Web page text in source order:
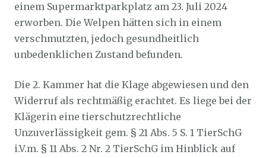
einem Supermarktparkplatz am 23. Juli 2024
erworben. Die Welpen hätten sich in einem
verschmutzten, jedoch gesundheitlich
unbedenklichen Zustand befunden.
Die 2. Kammer hat die Klage abgewiesen und den
Widerruf als rechtmäßig erachtet. Es liege bei der
Klägerin eine tierschutzrechtliche
Unzuverlässigkeit gem. § 21 Abs. 5 S. 1 TierSchG
i.V.m. § 11 Abs. 2 Nr. 2 TierSchG im Hinblick auf